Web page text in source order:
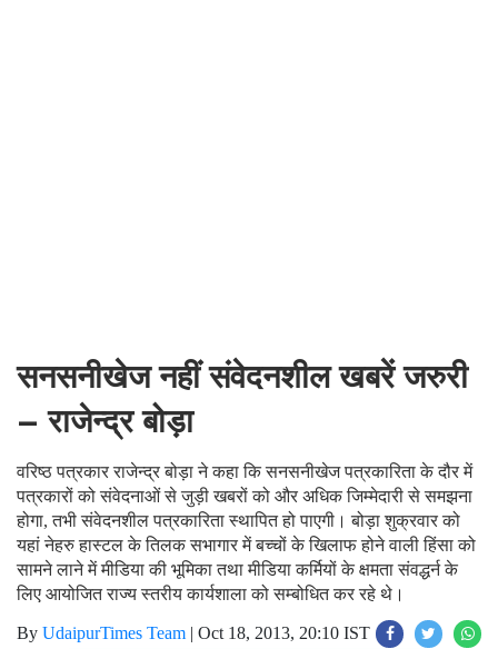
सनसनीखेज नहीं संवेदनशील खबरें जरुरी
– राजेन्‍द्र बोड़ा
वरिष्‍ठ पत्रकार राजेन्‍द्र बोड़ा ने कहा कि सनसनीखेज पत्रकारिता के दौर में
पत्रकारों को संवेदनाओं से जुड़ी खबरों को और अधिक जिम्‍मेदारी से समझना
होगा, तभी संवेदनशील पत्रकारिता स्‍थापित हो पाएगी। बोड़ा शुक्रवार को
यहां नेहरु हास्‍टल के तिलक सभागार में बच्‍चों के खिलाफ होने वाली हिंसा को
सामने लाने में मीडिया की भूमिका तथा मीडिया कर्मियों के क्षमता संवद्धर्न के
लिए आयोजित राज्‍य स्‍तरीय कार्यशाला को सम्‍बोधित कर रहे थे।
By UdaipurTimes Team | Oct 18, 2013, 20:10 IST